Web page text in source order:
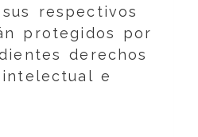
respectivos
protegidos por
derechos
e